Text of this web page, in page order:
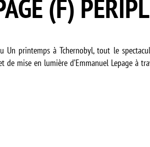
(F)
Un printemps à Tchernobyl, tout le
de mise en lumière d’Emmanuel Lepage à